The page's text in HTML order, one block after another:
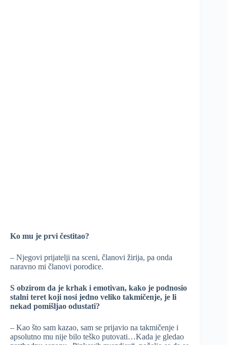
Ko mu je prvi čestitao?
– Njegovi prijatelji na sceni, članovi žirija, pa onda
naravno mi članovi porodice.
S obzirom da je krhak i emotivan, kako je podnosio
stalni teret koji nosi jedno veliko takmičenje, je li
nekad pomišljao odustati?
– Kao što sam kazao, sam se prijavio na takmičenje i
apsolutno mu nije bilo teško putovati…Kada je gledao